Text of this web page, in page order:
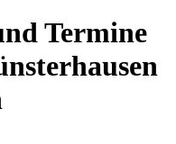
Termine